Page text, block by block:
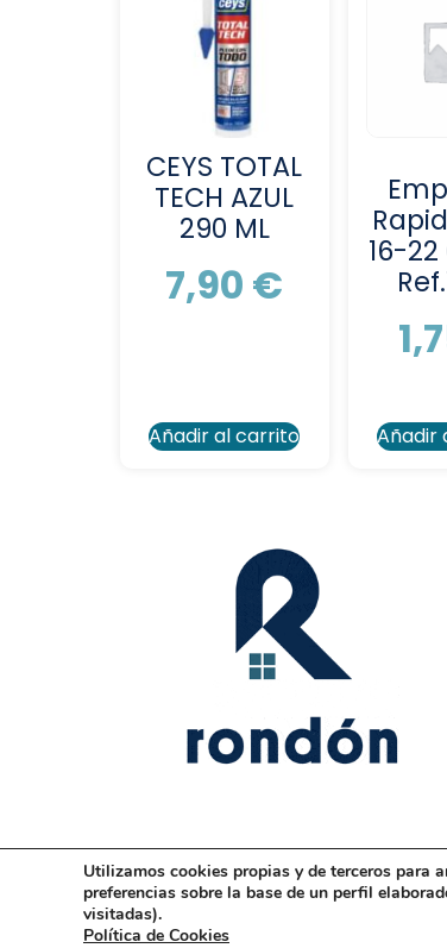
CEYS TOTAL
TECH AZUL
290 ML
7,90 €
Añadir al carrito
16-
Añadir
Aviso Legal Condiciones
Utilizamos cookies propias y de terceros para
preferencias sobre la base de un perfil
visitadas).
Política de Cookies